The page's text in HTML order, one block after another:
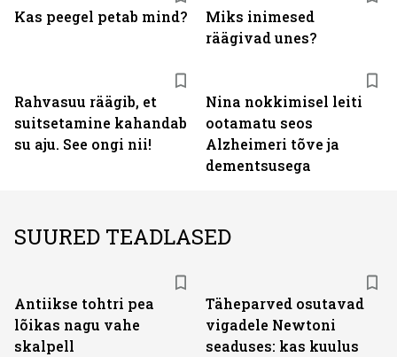
Kas peegel petab mind?
Miks inimesed
räägivad unes?
Rahvasuu räägib, et
suitsetamine kahandab
su aju. See ongi nii!
Nina nokkimisel leiti
ootamatu seos
Alzheimeri tõve ja
dementsusega
SUURED TEADLASED
Antiikse tohtri pea
lõikas nagu vahe
skalpell
Täheparved osutavad
vigadele Newtoni
seaduses: kas kuulus